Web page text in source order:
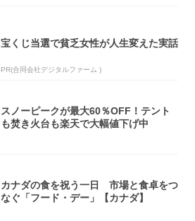
宝くじ当選で貧乏女性が人生変えた実話
PR(合同会社デジタルファーム )
スノーピークが最大60％OFF！テント
も焚き火台も楽天で大幅値下げ中
カナダの食を祝う一日 市場と食卓をつ
なぐ「フード・デー」【カナダ】